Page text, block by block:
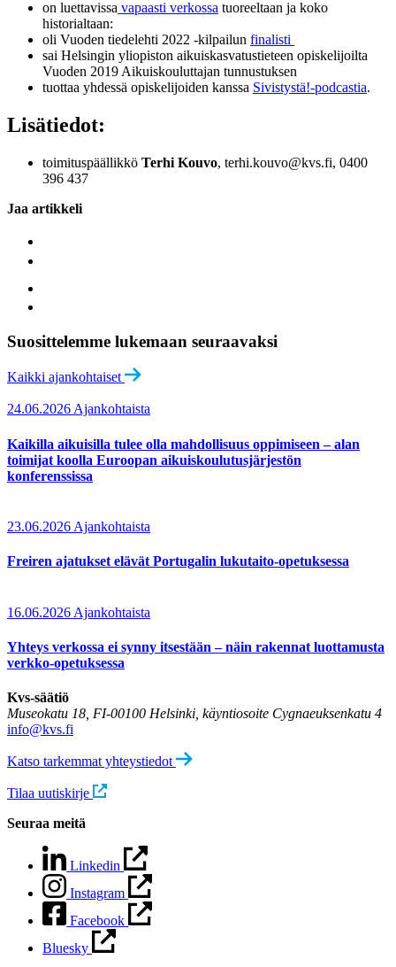
on luettavissa vapaasti verkossa tuoreeltaan ja koko
historialtaan:
oli Vuoden tiedelehti 2022 -kilpailun finalisti
sai Helsingin yliopiston aikuiskasvatustieteen opiskelijoilta
Vuoden 2019 Aikuiskouluttajan tunnustuksen
tuottaa yhdessä opiskelijoiden kanssa Sivistystä!-podcastia.
Lisätiedot:
toimituspäällikkö Terhi Kouvo, terhi.kouvo@kvs.fi, 0400
396 437
Jaa artikkeli
Suosittelemme lukemaan seuraavaksi
Kaikki ajankohtaiset
24.06.2026Ajankohtaista
Kaikilla aikuisilla tulee olla mahdollisuus oppimiseen – alan
toimijat koolla Euroopan aikuiskoulutusjärjestön
konferenssissa
23.06.2026 Ajankohtaista
Freiren ajatukset elävät Portugalin lukutaito-opetuksessa
16.06.2026 Ajankohtaista
Yhteys verkossa ei synny itsestään – näin rakennat luottamusta
verkko-opetuksessa
Kvs-säätiö
Museokatu 18, FI-00100 Helsinki, käyntiosoite Cygnaeuksenkatu 4
info@kvs.fi
Katso tarkemmat yhteystiedot
Tilaa uutiskirje
Seuraa meitä
Linkedin
Instagram
Facebook
Bluesky